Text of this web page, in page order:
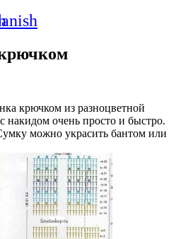
крючком из разноцветной
накидом очень просто и быстро.
можно украсить бантом или